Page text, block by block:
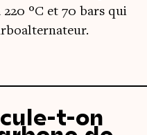
°C et 70 bars qui
t-on